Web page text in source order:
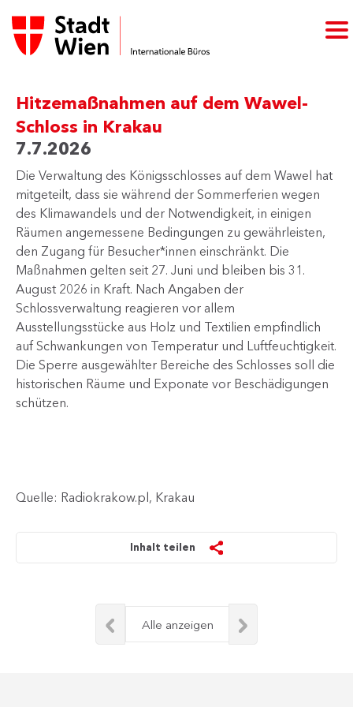
Hitzemaßnahmen auf dem Wawel-
Schloss in Krakau
7.7.2026
​​Die Verwaltung des Königsschlosses auf dem Wawel hat
mitgeteilt, dass sie während der Sommerferien wegen
des Klimawandels und der Notwendigkeit, in einigen
Räumen angemessene Bedingungen zu gewährleisten,
den Zugang für Besucher*innen einschränkt. Die
Maßnahmen gelten seit 27. Juni und bleiben bis 31.
August 2026 in Kraft. Nach Angaben der
Schlossverwaltung reagieren vor allem
Ausstellungsstücke aus Holz und Textilien empfindlich
auf Schwankungen von Temperatur und Luftfeuchtigkeit.
Die Sperre ausgewählter Bereiche des Schlosses soll die
historischen Räume und Exponate vor Beschädigungen
schützen.
Quelle: Radiokrakow.pl, Krakau
Inhalt teilen
Alle anzeigen